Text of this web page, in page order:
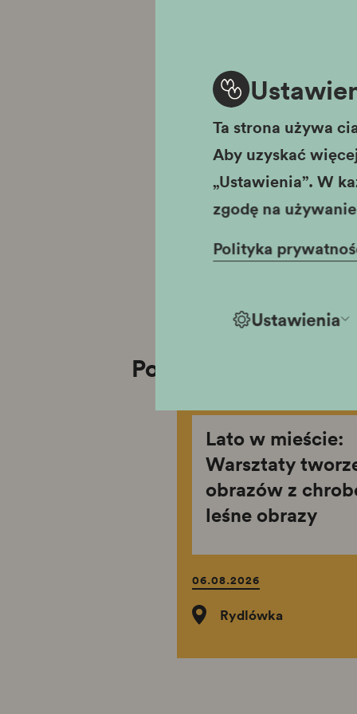
Ta strona używa
Aby uzyskać
„Ustawienia”. W
zgodę na
Polityka
Ustawienia
Powiązane
Lato w mieście:
Warsztaty
obrazów z
leśne obrazy
06.08.2026
Rydlówka